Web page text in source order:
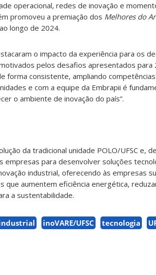
operacional, redes de inovação e
promoveu a premiação dos Melhores do
longo de 2024.
o impacto da experiência para os
pelos desafios apresentados
forma consistente, ampliando
e com a equipe da Embrapii é
o ambiente de inovação do país”.
da tradicional unidade POLO/UFSC e,
empresas para desenvolver soluções
industrial, oferecendo às empresas
que aumentem eficiência energética,
a sustentabilidade.
inoVARE/UFSC tecnologia